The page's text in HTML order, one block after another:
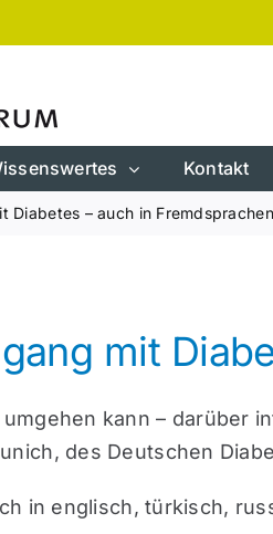
Kontakt
Diabetes – auch in Fremdsprachen
mit
kann – darüber
des Deutschen
in englisch, türkisch,